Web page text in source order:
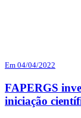
Em 04/04/2022
FAPERGS
iniciação